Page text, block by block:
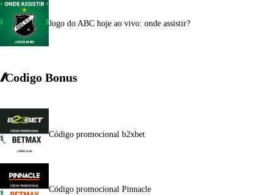
Jogo do ABC hoje ao vivo: onde assistir?
Codigo Bonus
Código promocional b2xbet
Código promocional Pinnacle